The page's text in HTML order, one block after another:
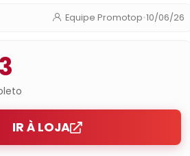
Equipe Promotop•10/06/26
IR À LOJA